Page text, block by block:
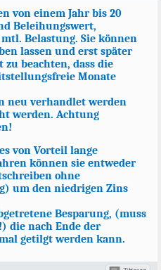
von einem Jahr bis 20
Beleihungswert,
Belastung. Sie können
lassen und erst später
zu beachten, dass die
Monate
neu verhandlet werden
werden. Achtung
von Vorteil lange
können sie entweder
ohne
um den niedrigen Zins
Besparung, (muss
die nach Ende der
getilgt werden kann.